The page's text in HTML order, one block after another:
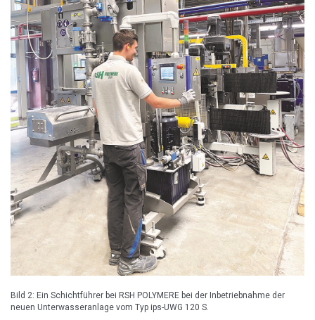
Bild 2: Ein Schichtführer bei RSH POLYMERE bei der Inbetriebnahme der
neuen Unterwasseranlage vom Typ ips-UWG 120 S.